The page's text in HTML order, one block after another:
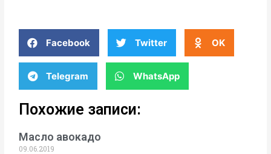
Facebook Twitter OK
Telegram WhatsApp
Похожие записи:
Масло авокадо
09.06.2019